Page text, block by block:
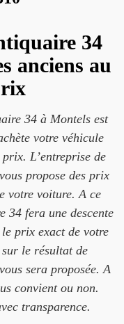
34
anciens au
34 à Montels est
votre véhicule
L’entreprise de
propose des prix
votre voiture. A ce
34 fera une descente
prix exact de votre
le résultat de
sera proposée. A
convient ou non.
transparence.